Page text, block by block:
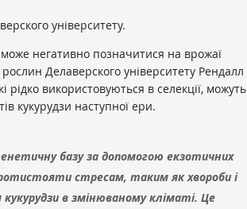
університету.
негативно позначитися на врожаї
Делаверского університету Рендалл
рідко використовуються в селекції, можуть
кукурудзи наступної ери.
базу за допомогою екзотичних
стресам, таким як хвороби і
кукурудзи в змінюваному кліматі. Це